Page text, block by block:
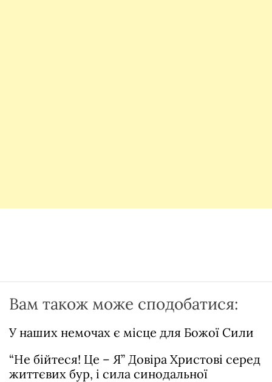
Вам також може сподобатися:
У наших немочах є місце для Божої Сили
“Не бійтеся! Це – Я” Довіра Христові серед
життєвих бур, і сила синодальної